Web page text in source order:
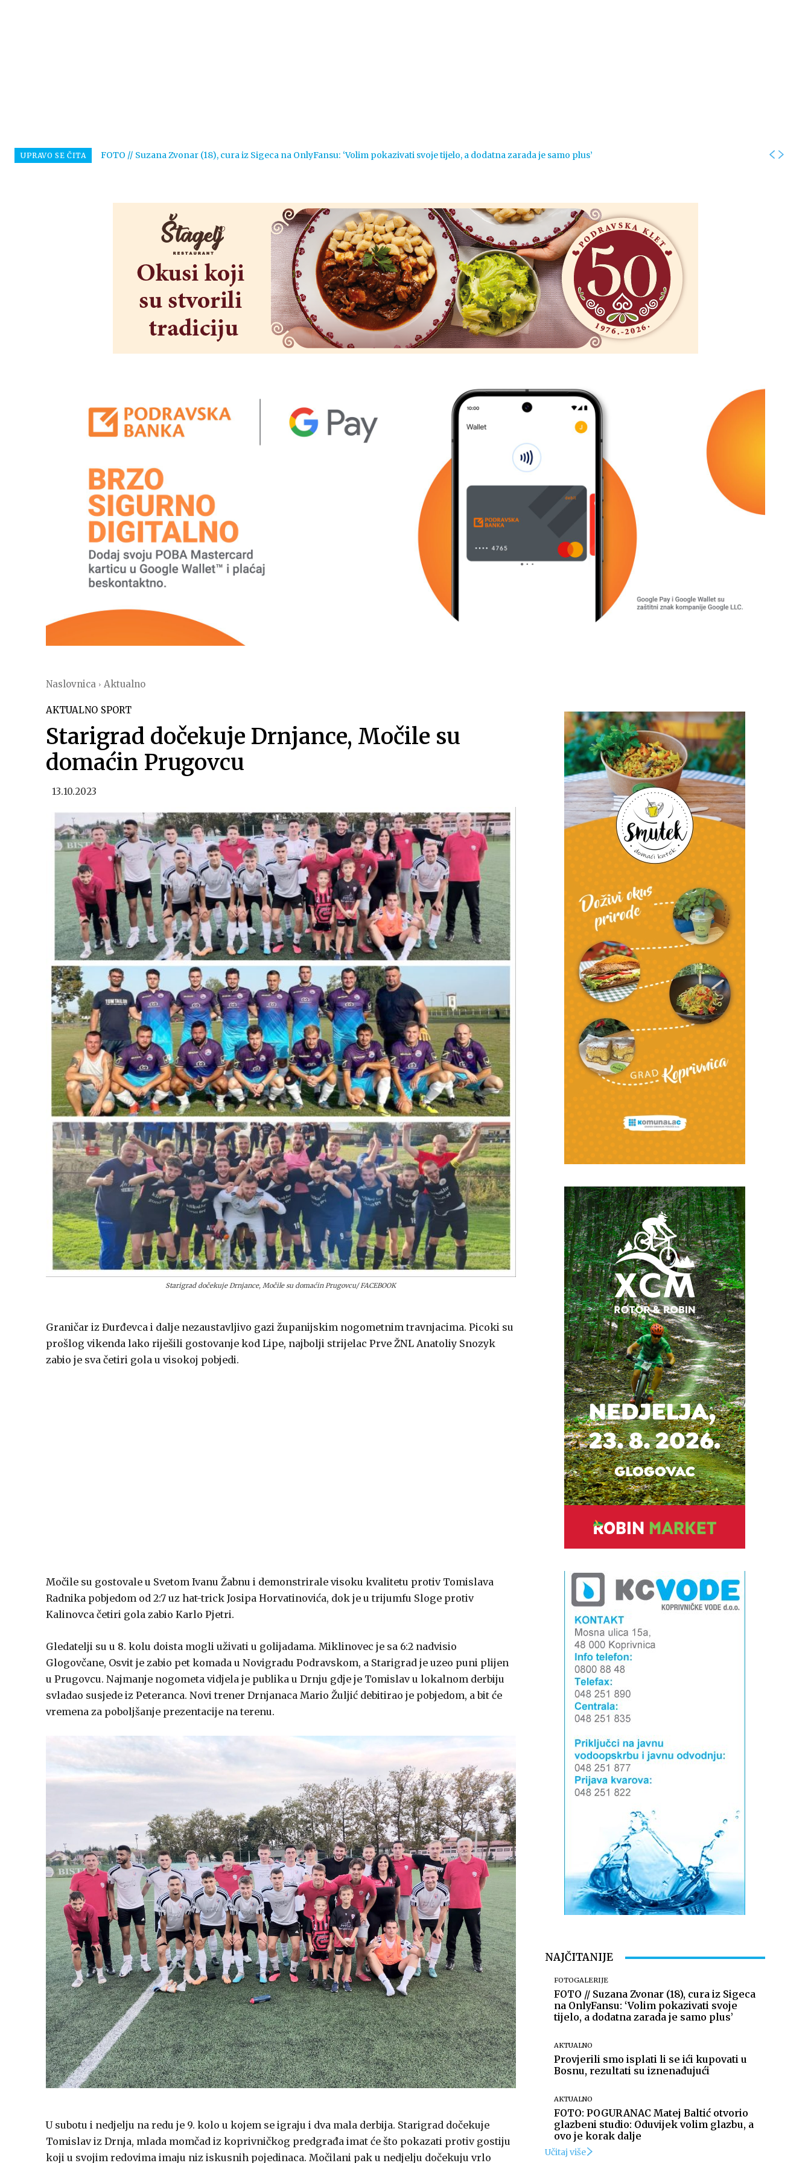
UPRAVO SE ČITA FOTO // Suzana Zvonar (18), cura iz Sigeca na OnlyFansu: ‘Volim pokazivati svoje tijelo, a dodatna zarada je samo plus’
Naslovnica Aktualno
AKTUALNO SPORT
Starigrad dočekuje Drnjance, Močile su
domaćin Prugovcu
13.10.2023
Starigrad dočekuje Drnjance, Močile su domaćin Prugovcu/ FACEBOOK
Graničar iz Đurđevca i dalje nezaustavljivo gazi županijskim nogometnim travnjacima. Picoki su
prošlog vikenda lako riješili gostovanje kod Lipe, najbolji strijelac Prve ŽNL Anatoliy Snozyk
zabio je sva četiri gola u visokoj pobjedi.
Močile su gostovale u Svetom Ivanu Žabnu i demonstrirale visoku kvalitetu protiv Tomislava
Radnika pobjedom od 2:7 uz hat-trick Josipa Horvatinovića, dok je u trijumfu Sloge protiv
Kalinovca četiri gola zabio Karlo Pjetri.
Gledatelji su u 8. kolu doista mogli uživati u golijadama. Miklinovec je sa 6:2 nadvisio
Glogovčane, Osvit je zabio pet komada u Novigradu Podravskom, a Starigrad je uzeo puni plijen
u Prugovcu. Najmanje nogometa vidjela je publika u Drnju gdje je Tomislav u lokalnom derbiju
svladao susjede iz Peteranca. Novi trener Drnjanaca Mario Žuljić debitirao je pobjedom, a bit će
vremena za poboljšanje prezentacije na terenu.
U subotu i nedjelju na redu je 9. kolo u kojem se igraju i dva mala derbija. Starigrad dočekuje
Tomislav iz Drnja, mlada momčad iz koprivničkog predgrađa imat će što pokazati protiv gostiju
koji u svojim redovima imaju niz iskusnih pojedinaca. Močilani pak u nedjelju dočekuju vrlo
NAJČITANIJE
FOTOGALERIJE
FOTO // Suzana Zvonar (18), cura iz Sigeca
na OnlyFansu: ‘Volim pokazivati svoje
tijelo, a dodatna zarada je samo plus’
AKTUALNO
Provjerili smo isplati li se ići kupovati u
Bosnu, rezultati su iznenađujući
AKTUALNO
FOTO: POGURANAC Matej Baltić otvorio
glazbeni studio: Oduvijek volim glazbu, a
ovo je korak dalje
Učitaj više